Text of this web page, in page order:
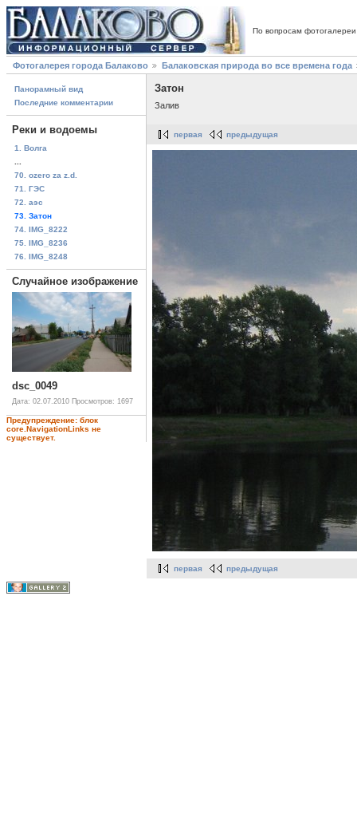
По вопросам
Фотогалерея города Балаково Балаковская природа во все времена года
Панорамный вид
Последние комментарии
Реки и водоемы
1. Волга
70. ozero za z.d.
71. ГЭС
72. аэс
73. Затон
74. IMG_8222
75. IMG_8236
76. IMG_8248
Случайное изображение
dsc_0049
Дата: 02.07.2010 Просмотров: 1697
Предупреждение: блок
core.NavigationLinks не
существует.
Затон
Залив
первая предыдущая
первая предыдущая